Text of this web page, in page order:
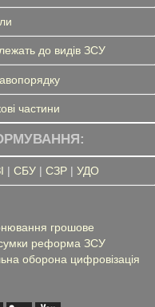
до видів ЗСУ
частини
| СБУ| СЗР| УДО
грошове
реформа ЗСУ
оборона цифровізація